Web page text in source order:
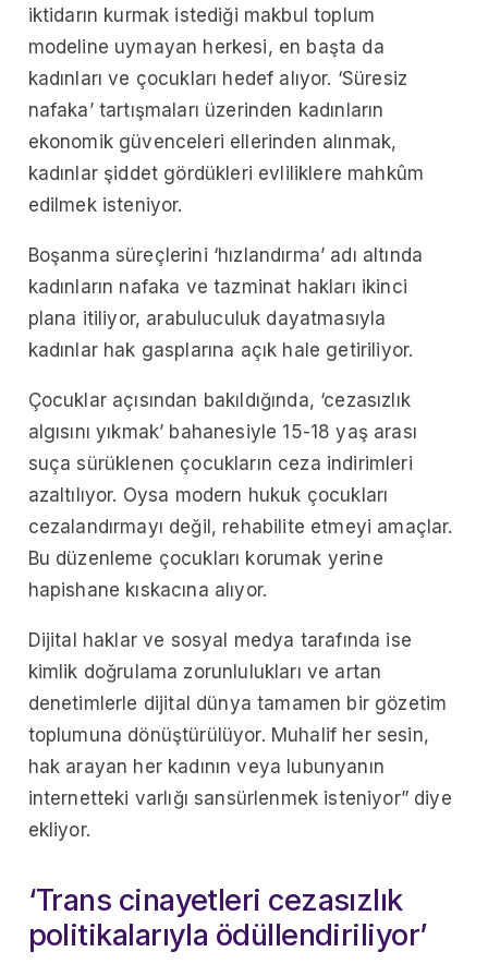
iktidarın kurmak istediği makbul toplum
modeline uymayan herkesi, en başta da
kadınları ve çocukları hedef alıyor. ‘Süresiz
nafaka’ tartışmaları üzerinden kadınların
ekonomik güvenceleri ellerinden alınmak,
kadınlar şiddet gördükleri evliliklere mahkûm
edilmek isteniyor.
Boşanma süreçlerini ‘hızlandırma’ adı altında
kadınların nafaka ve tazminat hakları ikinci
plana itiliyor, arabuluculuk dayatmasıyla
kadınlar hak gasplarına açık hale getiriliyor.
Çocuklar açısından bakıldığında, ‘cezasızlık
algısını yıkmak’ bahanesiyle 15-18 yaş arası
suça sürüklenen çocukların ceza indirimleri
azaltılıyor. Oysa modern hukuk çocukları
cezalandırmayı değil, rehabilite etmeyi amaçlar.
Bu düzenleme çocukları korumak yerine
hapishane kıskacına alıyor.
Dijital haklar ve sosyal medya tarafında ise
kimlik doğrulama zorunlulukları ve artan
denetimlerle dijital dünya tamamen bir gözetim
toplumuna dönüştürülüyor. Muhalif her sesin,
hak arayan her kadının veya lubunyanın
internetteki varlığı sansürlenmek isteniyor” diye
ekliyor.
‘Trans cinayetleri cezasızlık
politikalarıyla ödüllendiriliyor’